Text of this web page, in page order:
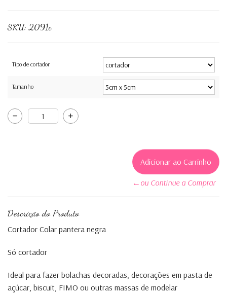
SKU:2091c
Tipo de cortador
Tamanho
←ou Continue a Comprar
Descrição do Produto
Cortador Colar pantera negra
Só cortador
Ideal para fazer bolachas decoradas, decorações em pasta de
açúcar, biscuit, FIMO ou outras massas de modelar